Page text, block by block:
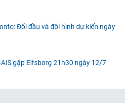
Đối đầu và đội hình dự kiến ngày
gặp Elfsborg 21h30 ngày 12/7